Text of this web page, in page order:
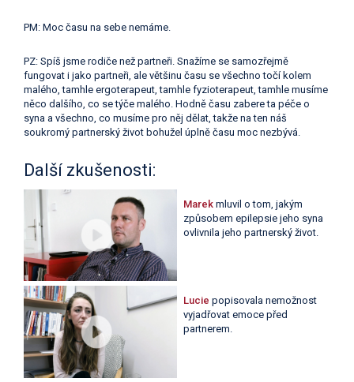
PM: Moc času na sebe nemáme.
PZ: Spíš jsme rodiče než partneři. Snažíme se samozřejmě
fungovat i jako partneři, ale většinu času se všechno točí kolem
malého, tamhle ergoterapeut, tamhle fyzioterapeut, tamhle musíme
něco dalšího, co se týče malého. Hodně času zabere ta péče o
syna a všechno, co musíme pro něj dělat, takže na ten náš
soukromý partnerský život bohužel úplně času moc nezbývá.
Další zkušenosti:
Marek mluvil o tom, jakým
způsobem epilepsie jeho syna
ovlivnila jeho partnerský život.
Lucie popisovala nemožnost
vyjadřovat emoce před
partnerem.